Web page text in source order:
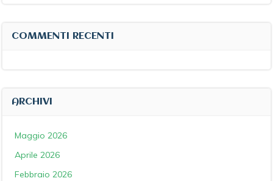
COMMENTI RECENTI
ARCHIVI
Maggio 2026
Aprile 2026
Febbraio 2026